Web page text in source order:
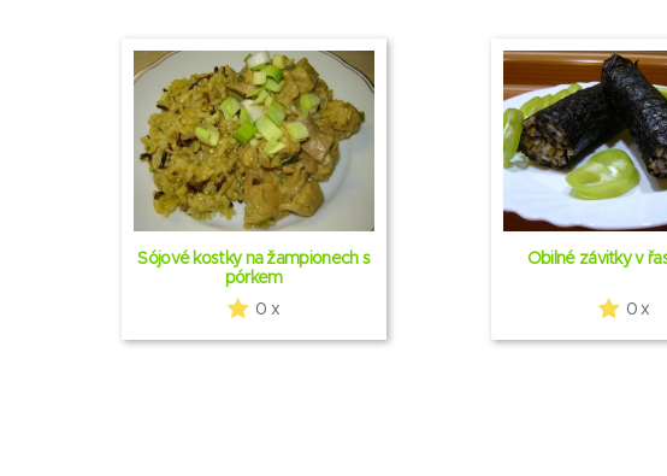
Sójové kostky na žampionech s
pórkem
0 x
Obilné závitky v
0 x